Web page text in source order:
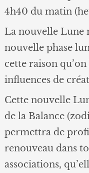
4h40 du matin
La nouvelle Lune
nouvelle phase
cette raison
influences de
Cette nouvelle
de la Balance
permettra de
renouveau dans
associations,